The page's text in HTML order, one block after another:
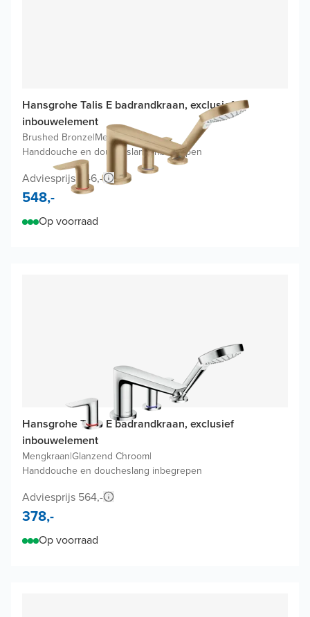
Hansgrohe Talis E badrandkraan, exclusief
inbouwelement
Brushed Bronze|Mengkraan|
Handdouche en doucheslang inbegrepen
Adviesprijs 846,-
548,-
Op voorraad
Hansgrohe Talis E badrandkraan, exclusief
inbouwelement
Mengkraan|Glanzend Chroom|
Handdouche en doucheslang inbegrepen
Adviesprijs 564,-
378,-
Op voorraad